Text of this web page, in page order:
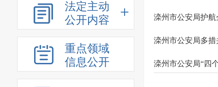
法定主动
公开内容
重点领域
信息公开
滦州市公安局护
滦州市公安局多
滦州市公安局“四